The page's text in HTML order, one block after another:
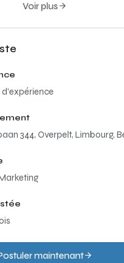
Voir plus
d'expérience
344, Overpelt, Limbourg,
maintenant